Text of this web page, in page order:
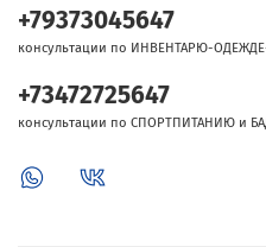
+79373045647
консультации по ИНВЕНТАРЮ-
+73472725647
консультации по СПОРТПИТАНИЮ и